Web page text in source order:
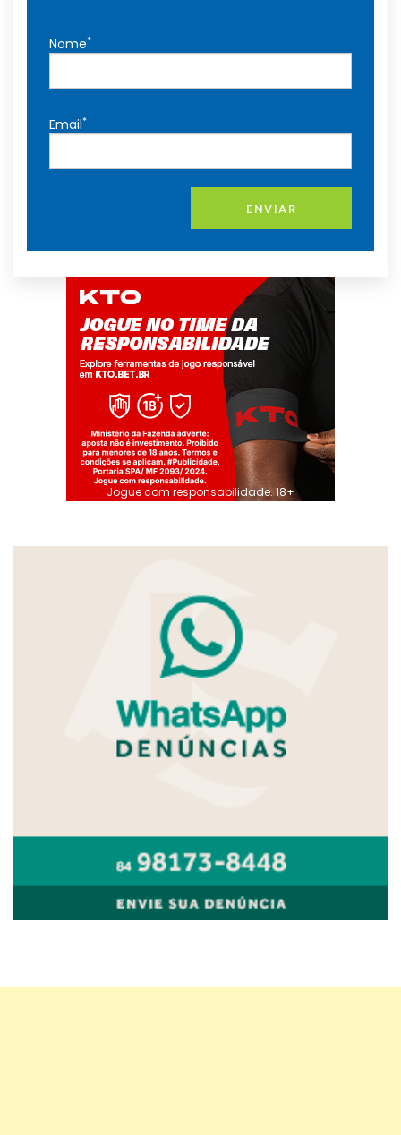
Nome*
Email*
ENVIAR
Jogue com responsabilidade. 18+